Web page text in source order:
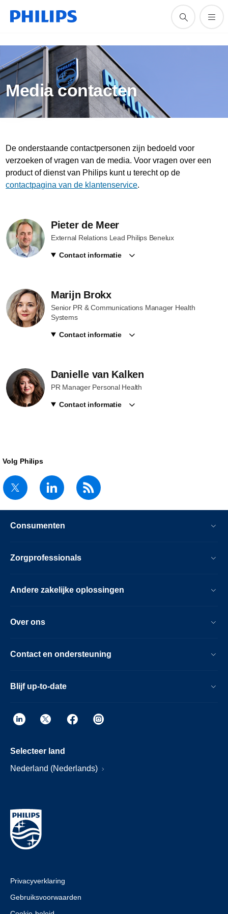
Media contacten
De onderstaande contactpersonen zijn bedoeld voor
verzoeken of vragen van de media. Voor vragen over een
product of dienst van Philips kunt u terecht op de
contactpagina van de klantenservice.
Pieter de Meer
External Relations Lead Philips Benelux
Contact informatie
Marijn Brokx
Senior PR & Communications Manager Health
Systems
Contact informatie
Danielle van Kalken
PR Manager Personal Health
Contact informatie
Volg Philips
Consumenten
Zorgprofessionals
Andere zakelijke oplossingen
Over ons
Contact en ondersteuning
Blijf up-to-date
Selecteer land
Nederland (Nederlands)
Privacyverklaring
Gebruiksvoorwaarden